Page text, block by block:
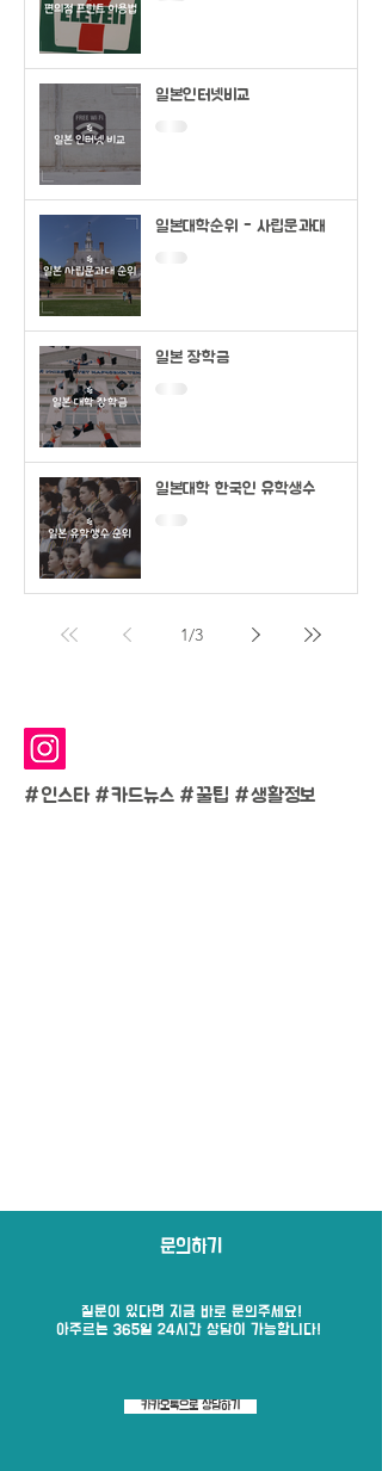
일본인터넷비교
일본대학순위 - 사립문과대
일본 장학금
일본대학 한국인 유학생수
1/3
#인스타 #카드뉴스 #꿀팁 #생활정보
문의하기
질문이 있다면 지금 바로​ 문의주세요!
​아주르는 365일 24시간 상담이 가능합니다!
카카오톡으로 상담하기